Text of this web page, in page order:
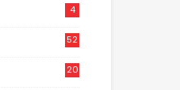
4
52
20